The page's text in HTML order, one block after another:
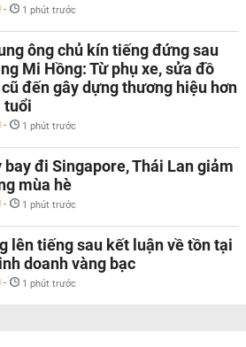
- 1 phút trước
ông chủ kín tiếng đứng sau
Mi Hồng: Từ phụ xe, sửa đồ
đến gây dựng thương hiệu hơn
tuổi
- 1 phút trước
bay đi Singapore, Thái Lan giảm
mùa hè
- 1 phút trước
lên tiếng sau kết luận về tồn tại
doanh vàng bạc
- 1 phút trước